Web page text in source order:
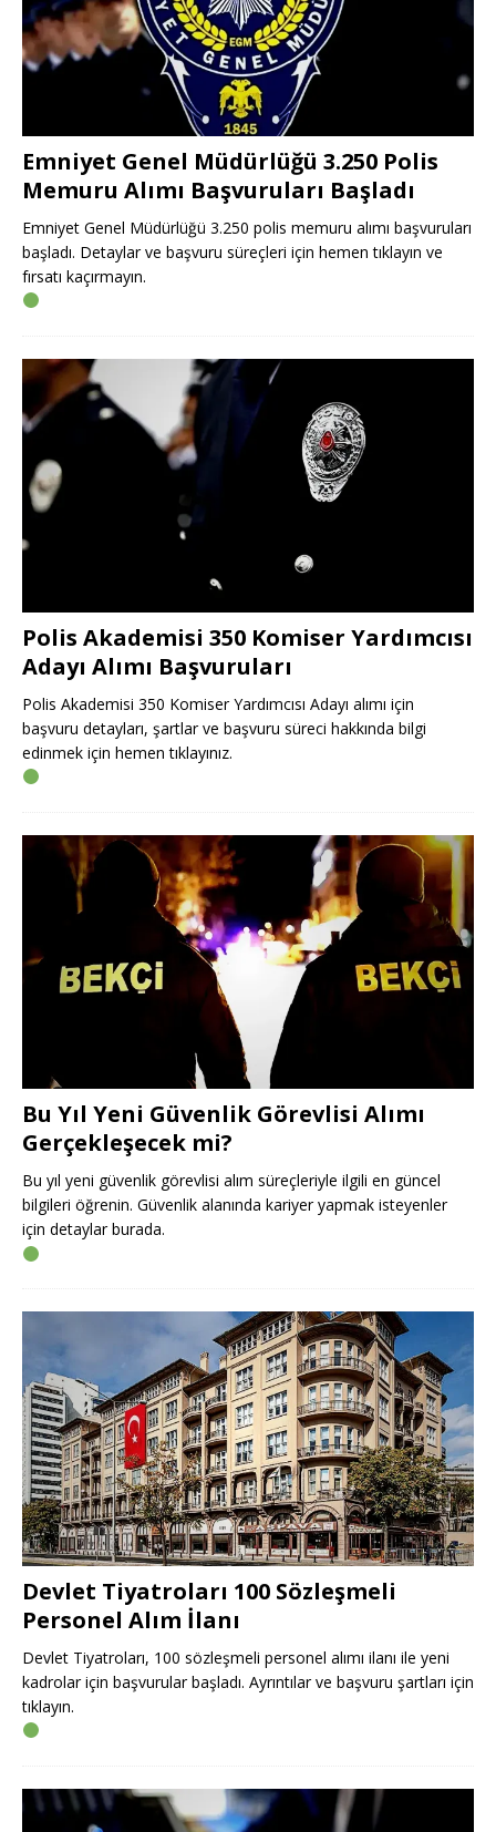
Emniyet Genel Müdürlüğü 3.250 Polis
Memuru Alımı Başvuruları Başladı
Emniyet Genel Müdürlüğü 3.250 polis memuru alımı başvuruları
başladı. Detaylar ve başvuru süreçleri için hemen tıklayın ve
fırsatı kaçırmayın.
Polis Akademisi 350 Komiser Yardımcısı
Adayı Alımı Başvuruları
Polis Akademisi 350 Komiser Yardımcısı Adayı alımı için
başvuru detayları, şartlar ve başvuru süreci hakkında bilgi
edinmek için hemen tıklayınız.
Bu Yıl Yeni Güvenlik Görevlisi Alımı
Gerçekleşecek mi?
Bu yıl yeni güvenlik görevlisi alım süreçleriyle ilgili en güncel
bilgileri öğrenin. Güvenlik alanında kariyer yapmak isteyenler
için detaylar burada.
Devlet Tiyatroları 100 Sözleşmeli
Personel Alım İlanı
Devlet Tiyatroları, 100 sözleşmeli personel alımı ilanı ile yeni
kadrolar için başvurular başladı. Ayrıntılar ve başvuru şartları için
tıklayın.